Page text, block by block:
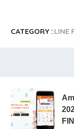
CATEGORY : LINE